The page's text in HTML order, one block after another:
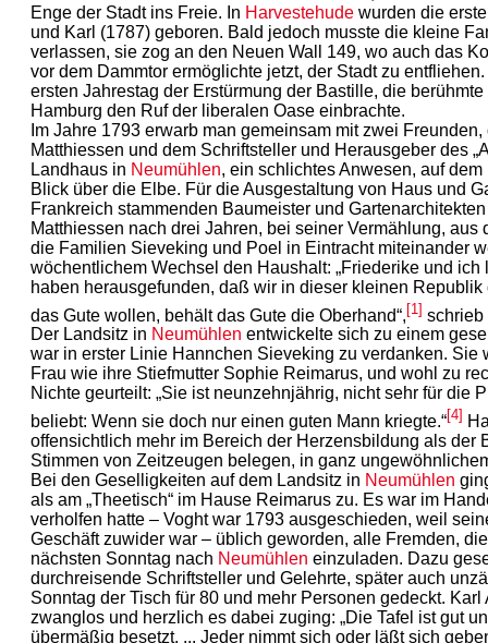
Enge der Stadt ins Freie. In Harvestehude wurden die
und Karl (1787) geboren. Bald jedoch musste die kleine
verlassen, sie zog an den Neuen Wall 149, wo auch das
vor dem Dammtor ermöglichte jetzt, der Stadt zu
ersten Jahrestag der Erstürmung der Bastille, die
Hamburg den Ruf der liberalen Oase einbrachte.
Im Jahre 1793 erwarb man gemeinsam mit zwei
Matthiessen und dem Schriftsteller und Herausgeber des
Landhaus in Neumühlen, ein schlichtes Anwesen, auf
Blick über die Elbe. Für die Ausgestaltung von Haus und
Frankreich stammenden Baumeister und
Matthiessen nach drei Jahren, bei seiner Vermählung,
die Familien Sieveking und Poel in Eintracht miteinander
wöchentlichem Wechsel den Haushalt: „Friederike und
haben herausgefunden, daß wir in dieser kleinen
das Gute wollen, behält das Gute die Oberhand“, [1] schrieb
Der Landsitz in Neumühlen entwickelte sich zu einem
war in erster Linie Hannchen Sieveking zu verdanken.
Frau wie ihre Stiefmutter Sophie Reimarus, und wohl zu
Nichte geurteilt: „Sie ist neunzehnjährig, nicht sehr für die
beliebt: Wenn sie doch nur einen guten Mann kriegte.“[4]
offensichtlich mehr im Bereich der Herzensbildung als der
Stimmen von Zeitzeugen belegen, in ganz
Bei den Geselligkeiten auf dem Landsitz in Neumühlen
als am „Theetisch“ im Hause Reimarus zu. Es war im
verholfen hatte – Voght war 1793 ausgeschieden, weil
Geschäft zuwider war – üblich geworden, alle Fremden,
nächsten Sonntag nach Neumühlen einzuladen. Dazu
durchreisende Schriftsteller und Gelehrte, später auch
Sonntag der Tisch für 80 und mehr Personen gedeckt.
zwanglos und herzlich es dabei zuging: „Die Tafel ist gut
übermäßig besetzt. ... Jeder nimmt sich oder läßt sich